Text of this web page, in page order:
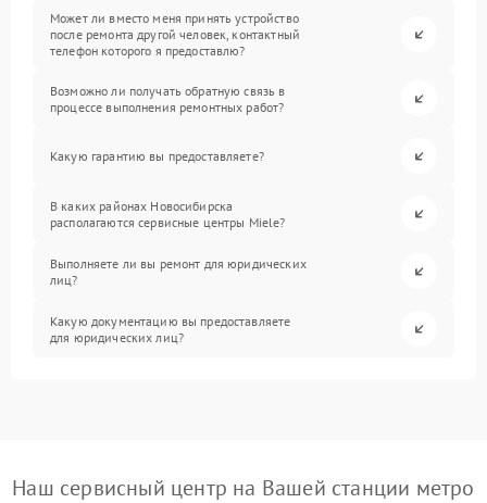
Может ли вместо меня принять устройство
после ремонта другой человек, контактный
телефон которого я предоставлю?
Возможно ли получать обратную связь в
процессе выполнения ремонтных работ?
Какую гарантию вы предоставляете?
В каких районах Новосибирска
располагаются сервисные центры Miele?
Выполняете ли вы ремонт для юридических
лиц?
Какую документацию вы предоставляете
для юридических лиц?
Наш сервисный центр на Вашей станции метро